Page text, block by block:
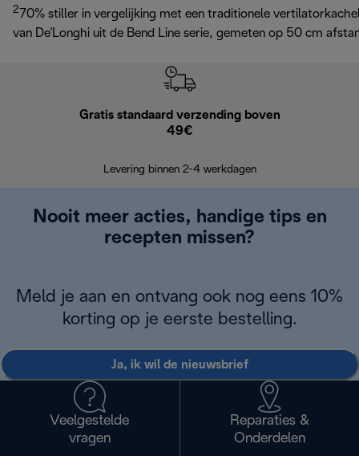
2 70% stiller in vergelijking met een traditionele
van De'Longhi uit de Bend Line serie, gemeten op 50 cm
Gratis standaard verzending boven
49€
Levering binnen 2-4 werkdagen
Nooit meer acties, handige tips en
recepten missen?
Meld je aan en ontvang ook nog eens 10%
korting op je eerste bestelling.
Ja, ik wil de nieuwsbrief
Veelgestelde
vragen
Reparaties &
Onderdelen